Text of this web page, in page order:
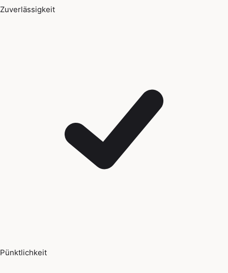
Zuverlässigkeit
Pünktlichkeit